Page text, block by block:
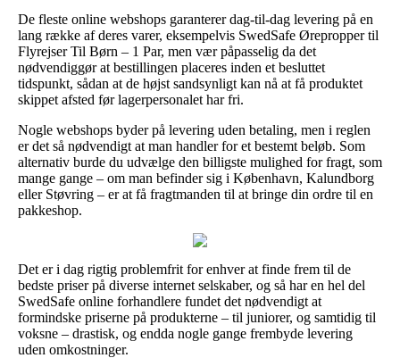
De fleste online webshops garanterer dag-til-dag levering på en
lang række af deres varer, eksempelvis SwedSafe Ørepropper til
Flyrejser Til Børn – 1 Par, men vær påpasselig da det
nødvendiggør at bestillingen placeres inden et besluttet
tidspunkt, sådan at de højst sandsynligt kan nå at få produktet
skippet afsted før lagerpersonalet har fri.
Nogle webshops byder på levering uden betaling, men i reglen
er det så nødvendigt at man handler for et bestemt beløb. Som
alternativ burde du udvælge den billigste mulighed for fragt, som
mange gange – om man befinder sig i København, Kalundborg
eller Støvring – er at få fragtmanden til at bringe din ordre til en
pakkeshop.
Det er i dag rigtig problemfrit for enhver at finde frem til de
bedste priser på diverse internet selskaber, og så har en hel del
SwedSafe online forhandlere fundet det nødvendigt at
formindske priserne på produkterne – til juniorer, og samtidig til
voksne – drastisk, og endda nogle gange frembyde levering
uden omkostninger.